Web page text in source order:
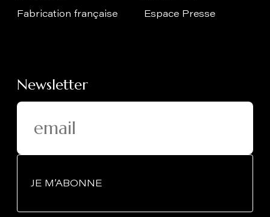
Fabrication française Espace Presse
Newsletter
JE M’ABONNE